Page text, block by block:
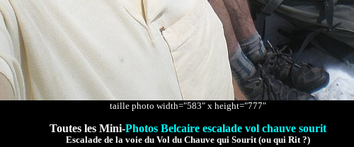
taille photo width="583" x height="777"
Toutes les Mini-Photos Belcaire escalade vol chauve sourit
Escalade de la voie du Vol du Chauve qui Sourit (ou qui Rit ?)